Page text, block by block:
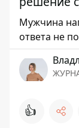
Мужчина
ответа не
👍